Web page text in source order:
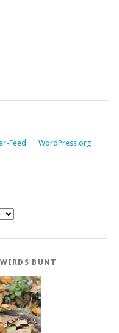
Feed WordPress.org
BUNT